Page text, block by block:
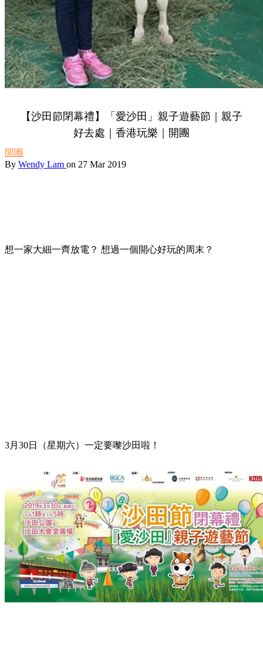
【沙田節閉幕禮】「愛沙田」親子遊藝節｜親子
好去處｜香港玩樂｜開團
開團
By Wendy Lam on 27 Mar 2019
想一家大細一齊放電？ 想過一個開心好玩的周末？
3月30日（星期六）一定要嚟沙田啦！